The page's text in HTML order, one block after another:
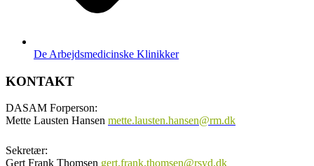
De Arbejdsmedicinske Klinikker
KONTAKT
DASAM Forperson:
Mette Lausten Hansen mette.lausten.hansen@rm.dk
Sekretær:
Gert Frank Thomsen gert.frank.thomsen@rsyd.dk